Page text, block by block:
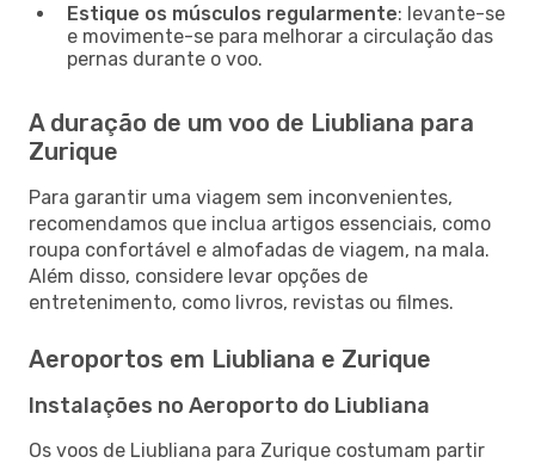
Estique os músculos regularmente: levante-se
e movimente-se para melhorar a circulação das
pernas durante o voo.
A duração de um voo de Liubliana para
Zurique
Para garantir uma viagem sem inconvenientes,
recomendamos que inclua artigos essenciais, como
roupa confortável e almofadas de viagem, na mala.
Além disso, considere levar opções de
entretenimento, como livros, revistas ou filmes.
Aeroportos em Liubliana e Zurique
Instalações no Aeroporto do Liubliana
Os voos de Liubliana para Zurique costumam partir